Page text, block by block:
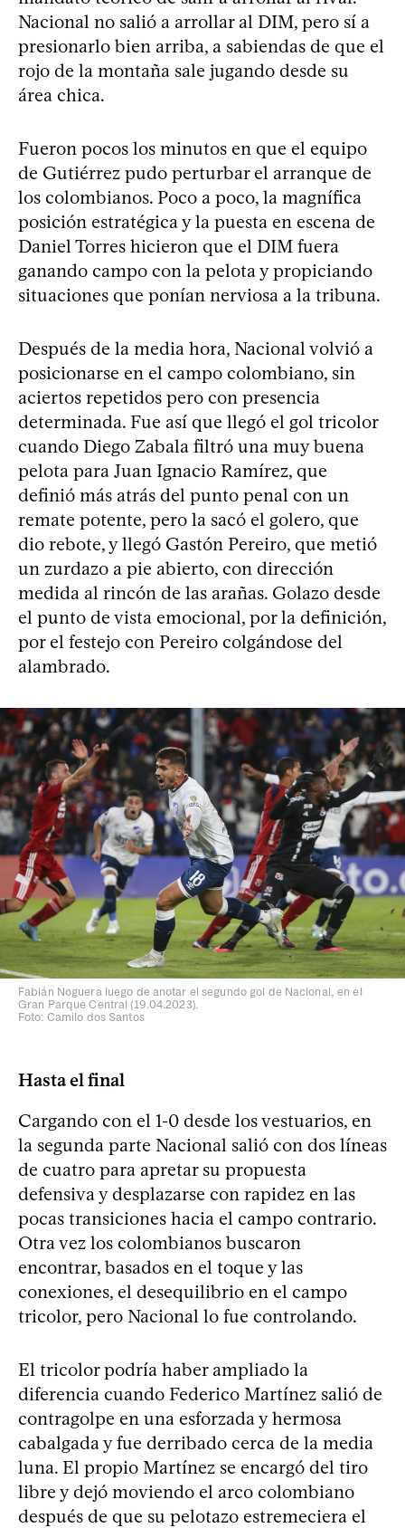
Nacional no salió a arrollar al DIM, pero sí a
presionarlo bien arriba, a sabiendas de que el
rojo de la montaña sale jugando desde su
área chica.
Fueron pocos los minutos en que el equipo
de Gutiérrez pudo perturbar el arranque de
los colombianos. Poco a poco, la magnífica
posición estratégica y la puesta en escena de
Daniel Torres hicieron que el DIM fuera
ganando campo con la pelota y propiciando
situaciones que ponían nerviosa a la tribuna.
Después de la media hora, Nacional volvió a
posicionarse en el campo colombiano, sin
aciertos repetidos pero con presencia
determinada. Fue así que llegó el gol tricolor
cuando Diego Zabala filtró una muy buena
pelota para Juan Ignacio Ramírez, que
definió más atrás del punto penal con un
remate potente, pero la sacó el golero, que
dio rebote, y llegó Gastón Pereiro, que metió
un zurdazo a pie abierto, con dirección
medida al rincón de las arañas. Golazo desde
el punto de vista emocional, por la definición,
por el festejo con Pereiro colgándose del
alambrado.
Fabián Noguera luego de anotar el segundo gol de Nacional, en el
Gran Parque Central (19.04.2023).
Foto: Camilo dos Santos
Hasta el final
Cargando con el 1-0 desde los vestuarios, en
la segunda parte Nacional salió con dos líneas
de cuatro para apretar su propuesta
defensiva y desplazarse con rapidez en las
pocas transiciones hacia el campo contrario.
Otra vez los colombianos buscaron
encontrar, basados en el toque y las
conexiones, el desequilibrio en el campo
tricolor, pero Nacional lo fue controlando.
El tricolor podría haber ampliado la
diferencia cuando Federico Martínez salió de
contragolpe en una esforzada y hermosa
cabalgada y fue derribado cerca de la media
luna. El propio Martínez se encargó del tiro
libre y dejó moviendo el arco colombiano
después de que su pelotazo estremeciera el